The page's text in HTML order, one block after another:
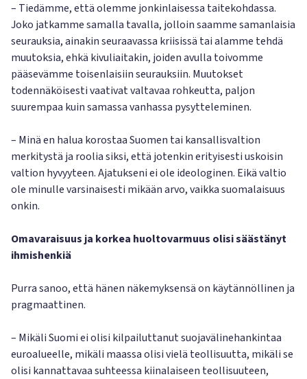
– Tiedämme, että olemme jonkinlaisessa taitekohdassa.
Joko jatkamme samalla tavalla, jolloin saamme samanlaisia
seurauksia, ainakin seuraavassa kriisissä tai alamme tehdä
muutoksia, ehkä kivuliaitakin, joiden avulla toivomme
pääsevämme toisenlaisiin seurauksiin. Muutokset
todennäköisesti vaativat valtavaa rohkeutta, paljon
suurempaa kuin samassa vanhassa pysytteleminen.
– Minä en halua korostaa Suomen tai kansallisvaltion
merkitystä ja roolia siksi, että jotenkin erityisesti uskoisin
valtion hyvyyteen. Ajatukseni ei ole ideologinen. Eikä valtio
ole minulle varsinaisesti mikään arvo, vaikka suomalaisuus
onkin.
Omavaraisuus ja korkea huoltovarmuus olisi säästänyt
ihmishenkiä
Purra sanoo, että hänen näkemyksensä on käytännöllinen ja
pragmaattinen.
– Mikäli Suomi ei olisi kilpailuttanut suojavälinehankintaa
euroalueelle, mikäli maassa olisi vielä teollisuutta, mikäli se
olisi kannattavaa suhteessa kiinalaiseen teollisuuteen,